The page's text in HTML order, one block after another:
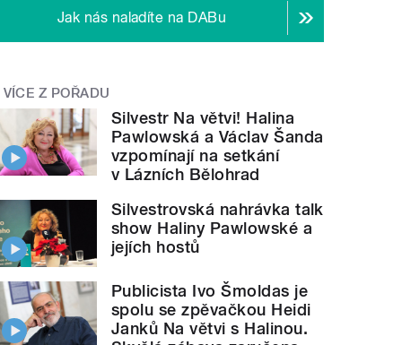
Jak nás naladíte na DABu
VÍCE Z POŘADU
Silvestr Na větvi! Halina
Pawlowská a Václav Šanda
vzpomínají na setkání
v Lázních Bělohrad
Silvestrovská nahrávka talk
show Haliny Pawlowské a
jejích hostů
Publicista Ivo Šmoldas je
spolu se zpěvačkou Heidi
Janků Na větvi s Halinou.